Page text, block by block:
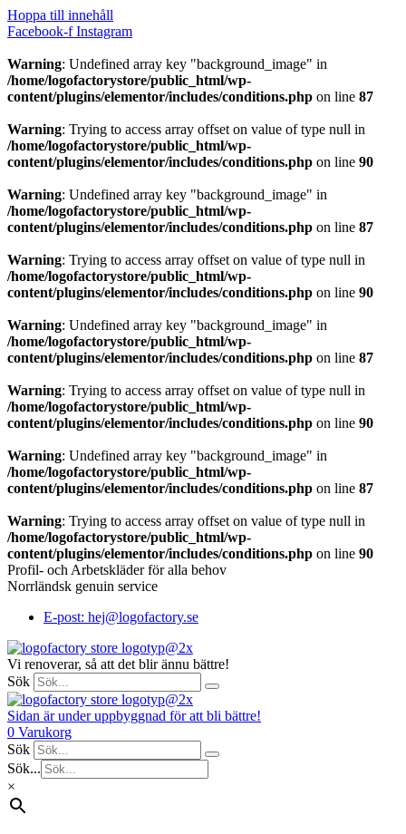
Hoppa till innehåll
Facebook-f Instagram
Warning: Undefined array key "background_image" in
/home/logofactorystore/public_html/wp-
content/plugins/elementor/includes/conditions.php on line 87
Warning: Trying to access array offset on value of type null in
/home/logofactorystore/public_html/wp-
content/plugins/elementor/includes/conditions.php on line 90
Warning: Undefined array key "background_image" in
/home/logofactorystore/public_html/wp-
content/plugins/elementor/includes/conditions.php on line 87
Warning: Trying to access array offset on value of type null in
/home/logofactorystore/public_html/wp-
content/plugins/elementor/includes/conditions.php on line 90
Warning: Undefined array key "background_image" in
/home/logofactorystore/public_html/wp-
content/plugins/elementor/includes/conditions.php on line 87
Warning: Trying to access array offset on value of type null in
/home/logofactorystore/public_html/wp-
content/plugins/elementor/includes/conditions.php on line 90
Warning: Undefined array key "background_image" in
/home/logofactorystore/public_html/wp-
content/plugins/elementor/includes/conditions.php on line 87
Warning: Trying to access array offset on value of type null in
/home/logofactorystore/public_html/wp-
content/plugins/elementor/includes/conditions.php on line 90
Profil- och Arbetskläder för alla behov
Norrländsk genuin service
E-post: hej@logofactory.se
Vi renoverar, så att det blir ännu bättre!
Sök
Sidan är under uppbyggnad för att bli bättre!
0 Varukorg
Sök
Sök...
×